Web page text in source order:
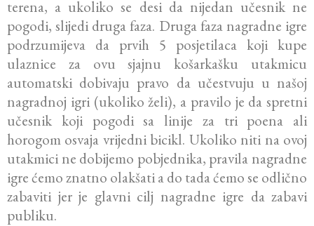
terena, a ukoliko se desi da nijedan učesnik ne
pogodi, slijedi druga faza. Druga faza nagradne igre
podrzumijeva da prvih 5 posjetilaca koji kupe
ulaznice za ovu sjajnu košarkašku utakmicu
automatski dobivaju pravo da učestvuju u našoj
nagradnoj igri (ukoliko želi), a pravilo je da spretni
učesnik koji pogodi sa linije za tri poena ali
horogom osvaja vrijedni bicikl. Ukoliko niti na ovoj
utakmici ne dobijemo pobjednika, pravila nagradne
igre ćemo znatno olakšati a do tada ćemo se odlično
zabaviti jer je glavni cilj nagradne igre da zabavi
publiku.